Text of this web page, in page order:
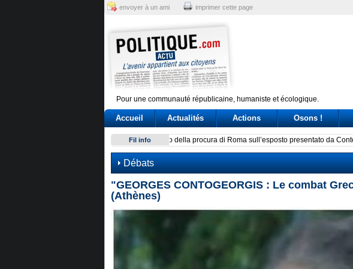
envoyer à un ami imprimer cette page
Pour une communauté républicaine, humaniste et écologique.
Accueil Actualités Actions Osons !
Fil info Scontro su Schengen, tensioni nel governo. Passa la
Débats
"GEORGES CONTOGEORGIS : Le combat
(Athènes)